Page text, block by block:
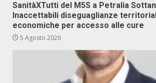
SanitàXTutti del M5S a Petralia
Inaccettabili diseguaglianze
economiche per accesso alle cure
5 Agosto 2026